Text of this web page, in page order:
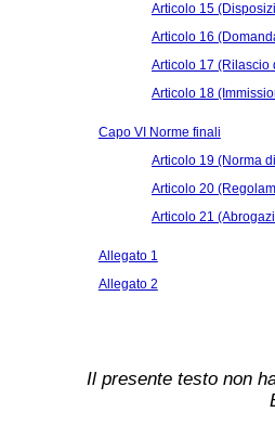
Articolo 15
Articolo 16
Articolo 17 (Rilascio
Articolo 18
Capo VI Norme finali
Articolo 19 (Norma
Articolo 20
Articolo 21
Allegato 1
Allegato 2
Il presente testo non